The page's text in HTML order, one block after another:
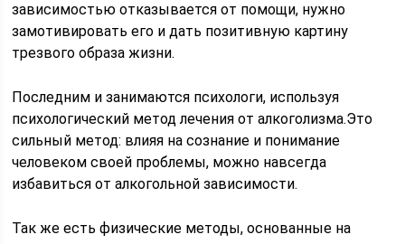
зависимостью отказывается от помощи, нужно
замотивировать его и дать позитивную картину
трезвого образа жизни.
Последним и занимаются психологи, используя
психологический метод лечения от алкоголизма.Это
сильный метод: влияя на сознание и понимание
человеком своей проблемы, можно навсегда
избавиться от алкогольной зависимости.
Так же есть физические методы, основанные на